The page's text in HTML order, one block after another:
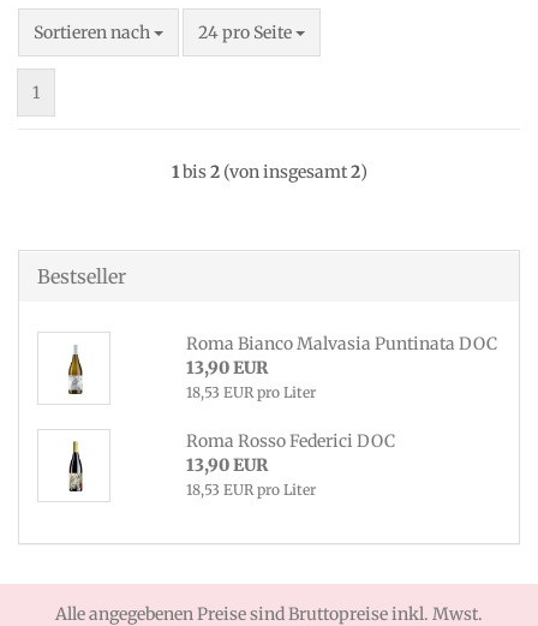
Sortieren nach
Sortieren nach 24 pro Seite
pro Seite
1
1bis2(von insgesamt2)
Bestseller
Roma Bianco Malvasia Puntinata DOC
13,90 EUR
18,53 EUR pro Liter
Roma Rosso Federici DOC
13,90 EUR
18,53 EUR pro Liter
Alle angegebenen Preise sind Bruttopreise inkl. Mwst.